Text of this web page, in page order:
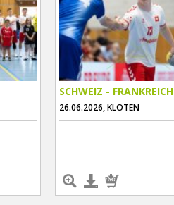
SCHWEIZ - FRANKREICH
26.06.2026, KLOTEN